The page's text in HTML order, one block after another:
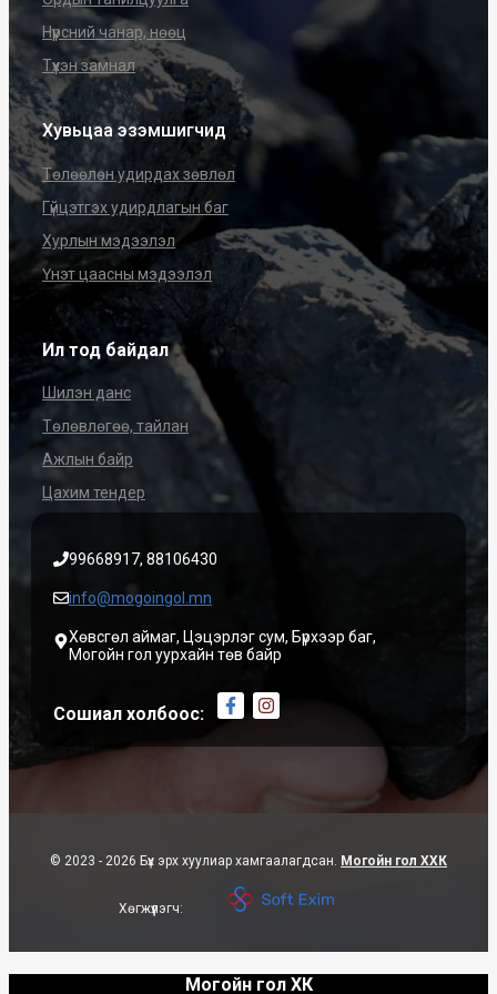
Нүүрсний чанар, нөөц
Түүхэн замнал
Хувьцаа эзэмшигчид
Төлөөлөн удирдах зөвлөл
Гүйцэтгэх удирдлагын баг
Хурлын мэдээлэл
Үнэт цаасны мэдээлэл
Ил тод байдал
Шилэн данс
Төлөвлөгөө, тайлан
Ажлын байр
Цахим тендер
99668917, 88106430
info@mogoingol.mn
Хөвсгөл аймаг, Цэцэрлэг сум, Бүрхээр баг,
Могойн гол уурхайн төв байр
Сошиал холбоос:
© 2023 - 2026 Бүх эрх хуулиар хамгаалагдсан. Могойн гол ХХК
Хөгжүүлэгч:
Могойн гол ХК